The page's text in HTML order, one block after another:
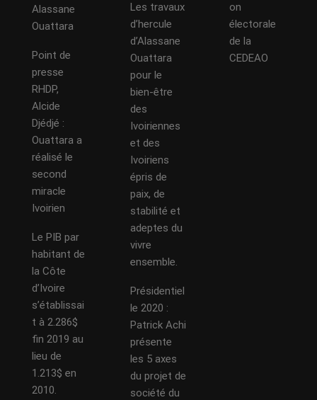
Alassane
Ouattara
Point de
presse
RHDP,
Alcide
Djédjé :
Ouattara a
réalisé le
second
miracle
Ivoirien
Le PIB par
habitant de
la Côte
d’Ivoire
s’établissai
t à 2.286$
fin 2019 au
lieu de
1.213$ en
2010.
Les travaux
d’hercule
d’Alassane
Ouattara
pour le
bien-être
des
Ivoiriennes
et des
Ivoiriens
épris de
paix, de
stabilité et
adeptes du
vivre
ensemble.
Présidentiel
le 2020 :
Patrick Achi
présente
les 5 axes
du projet de
société du
on
électorale
de la
CEDEAO